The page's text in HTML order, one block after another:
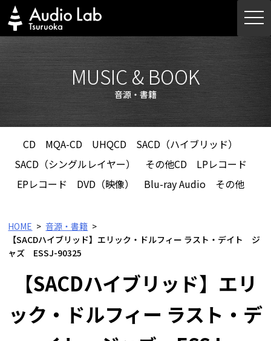
Skip
to
content
MUSIC & BOOK
音源・書籍
CD MQA-CD UHQCD
SACD（ハイブリッド）
SACD（シングルレイヤー）
その他CD
LPレコード
EPレコード
DVD（映像） Blu-ray Audio その他
HOME
音源・書籍
【SACDハイブリッド】エリック・ドルフィー ラスト・デイト ジ
ャズ ESSJ-90325
【SACDハイブリッド】エリ
ック・ドルフィー ラスト・デ